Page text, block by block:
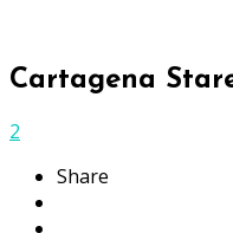
Cartagena
2
Share